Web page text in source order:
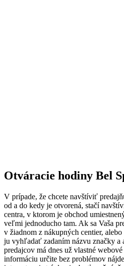
Otváracie hodiny Bel
V prípade, že chcete navštíviť
od a do kedy je otvorená, stačí
centra, v ktorom je obchod
veľmi jednoducho tam. Ak sa Vaša
v žiadnom z nákupných centier,
ju vyhľadať zadaním názvu značky a
predajcov má dnes už vlastné
informáciu určite bez problémov